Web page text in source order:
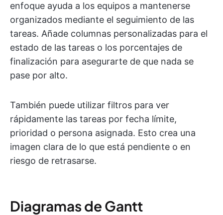
enfoque ayuda a los equipos a mantenerse
organizados mediante el seguimiento de las
tareas. Añade columnas personalizadas para el
estado de las tareas o los porcentajes de
finalización para asegurarte de que nada se
pase por alto.
También puede utilizar filtros para ver
rápidamente las tareas por fecha límite,
prioridad o persona asignada. Esto crea una
imagen clara de lo que está pendiente o en
riesgo de retrasarse.
Diagramas de Gantt